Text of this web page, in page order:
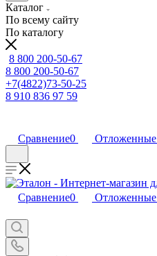
Каталог
По всему сайту
По каталогу
8 800 200-50-67
8 800 200-50-67
+7(4822)73-50-25
8 910 836 97 59
Сравнение0 Отложенные
Сравнение0 Отложенные